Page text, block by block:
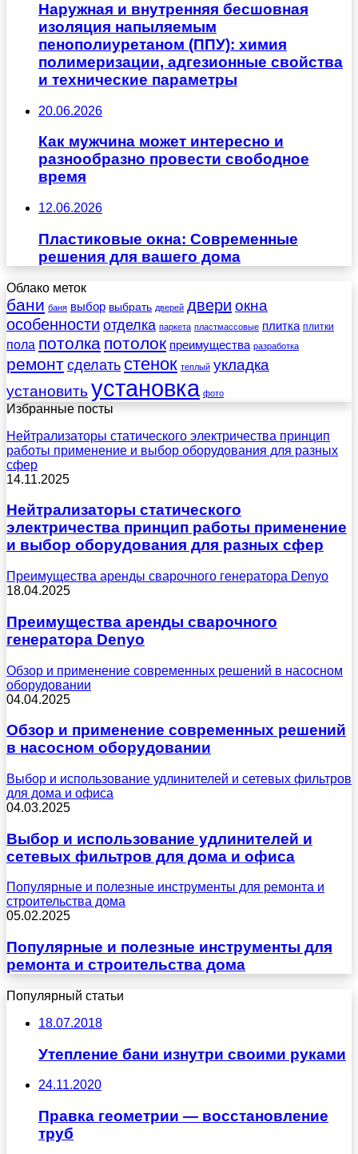
Наружная и внутренняя бесшовная
изоляция напыляемым
пенополиуретаном (ППУ): химия
полимеризации, адгезионные свойства
и технические параметры
20.06.2026
Как мужчина может интересно и
разнообразно провести свободное
время
12.06.2026
Пластиковые окна: Современные
решения для вашего дома
Облако меток
бани баня выбор выбрать дверей двери окна
особенности отделка паркета пластмассовые плитка плитки
пола потолка потолок преимущества разработка
ремонт сделать стенок теплый укладка
установить установка фото
Избранные посты
Нейтрализаторы статического электричества принцип
работы применение и выбор оборудования для разных
сфер
14.11.2025
Нейтрализаторы статического
электричества принцип работы применение
и выбор оборудования для разных сфер
Преимущества аренды сварочного генератора Denyo
18.04.2025
Преимущества аренды сварочного
генератора Denyo
Обзор и применение современных решений в насосном
оборудовании
04.04.2025
Обзор и применение современных решений
в насосном оборудовании
Выбор и использование удлинителей и сетевых фильтров
для дома и офиса
04.03.2025
Выбор и использование удлинителей и
сетевых фильтров для дома и офиса
Популярные и полезные инструменты для ремонта и
строительства дома
05.02.2025
Популярные и полезные инструменты для
ремонта и строительства дома
Популярный статьи
18.07.2018
Утепление бани изнутри своими руками
24.11.2020
Правка геометрии — восстановление
труб